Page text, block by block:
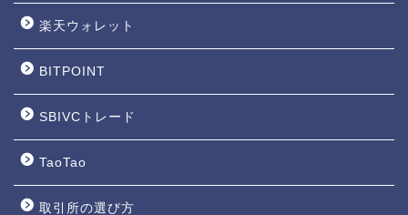
楽天ウォレット
BITPOINT
SBIVCトレード
TaoTao
取引所の選び方